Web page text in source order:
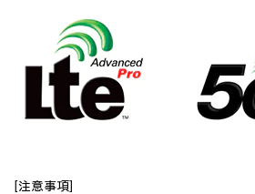
[注意事項]